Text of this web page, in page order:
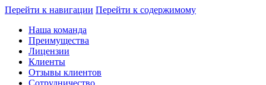
Перейти к навигации Перейти к содержимому
Наша команда
Преимущества
Лицензии
Клиенты
Отзывы клиентов
Сотрудничество